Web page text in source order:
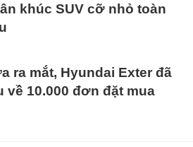
khúc SUV cỡ nhỏ toàn
ra mắt, Hyundai Exter đã
về 10.000 đơn đặt mua